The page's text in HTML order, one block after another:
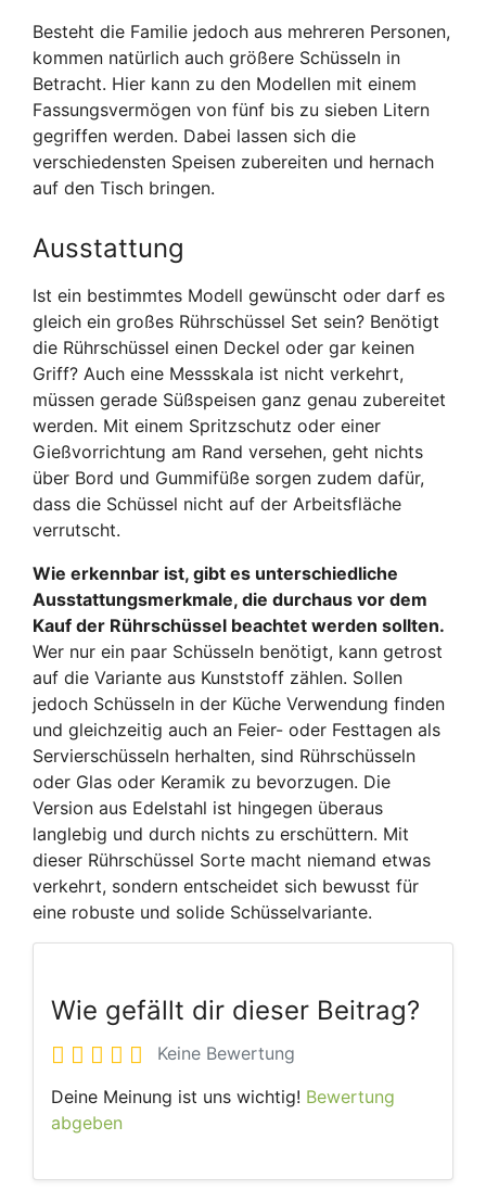
Besteht die Familie jedoch aus mehreren Personen,
kommen natürlich auch größere Schüsseln in
Betracht. Hier kann zu den Modellen mit einem
Fassungsvermögen von fünf bis zu sieben Litern
gegriffen werden. Dabei lassen sich die
verschiedensten Speisen zubereiten und hernach
auf den Tisch bringen.
Ausstattung
Ist ein bestimmtes Modell gewünscht oder darf es
gleich ein großes Rührschüssel Set sein? Benötigt
die Rührschüssel einen Deckel oder gar keinen
Griff? Auch eine Messskala ist nicht verkehrt,
müssen gerade Süßspeisen ganz genau zubereitet
werden. Mit einem Spritzschutz oder einer
Gießvorrichtung am Rand versehen, geht nichts
über Bord und Gummifüße sorgen zudem dafür,
dass die Schüssel nicht auf der Arbeitsfläche
verrutscht.
Wie erkennbar ist, gibt es unterschiedliche
Ausstattungsmerkmale, die durchaus vor dem
Kauf der Rührschüssel beachtet werden sollten.
Wer nur ein paar Schüsseln benötigt, kann getrost
auf die Variante aus Kunststoff zählen. Sollen
jedoch Schüsseln in der Küche Verwendung finden
und gleichzeitig auch an Feier- oder Festtagen als
Servierschüsseln herhalten, sind Rührschüsseln
oder Glas oder Keramik zu bevorzugen. Die
Version aus Edelstahl ist hingegen überaus
langlebig und durch nichts zu erschüttern. Mit
dieser Rührschüssel Sorte macht niemand etwas
verkehrt, sondern entscheidet sich bewusst für
eine robuste und solide Schüsselvariante.
Wie gefällt dir dieser Beitrag?
Keine Bewertung
Deine Meinung ist uns wichtig! Bewertung
abgeben